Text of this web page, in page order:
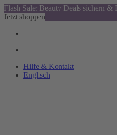
Flash Sale: Beauty Deals sichern &
Jetzt shoppen
Hilfe & Kontakt
Englisch